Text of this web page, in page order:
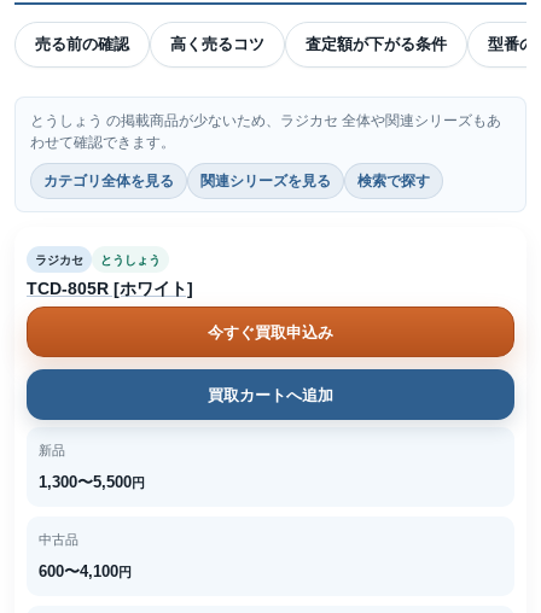
売る前の確認 高く売るコツ 査定額が下がる条件 型番の
とうしょう の掲載商品が少ないため、ラジカセ 全体や関連シリーズもあ
わせて確認できます。
カテゴリ全体を見る 関連シリーズを見る 検索で探す
ラジカセ とうしょう
TCD-805R [ホワイト]
今すぐ買取申込み
買取カートへ追加
新品
1,300〜5,500円
中古品
600〜4,100円